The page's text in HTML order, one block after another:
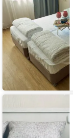
Апартаменты
Двухкомнатные
на
Фрунзе